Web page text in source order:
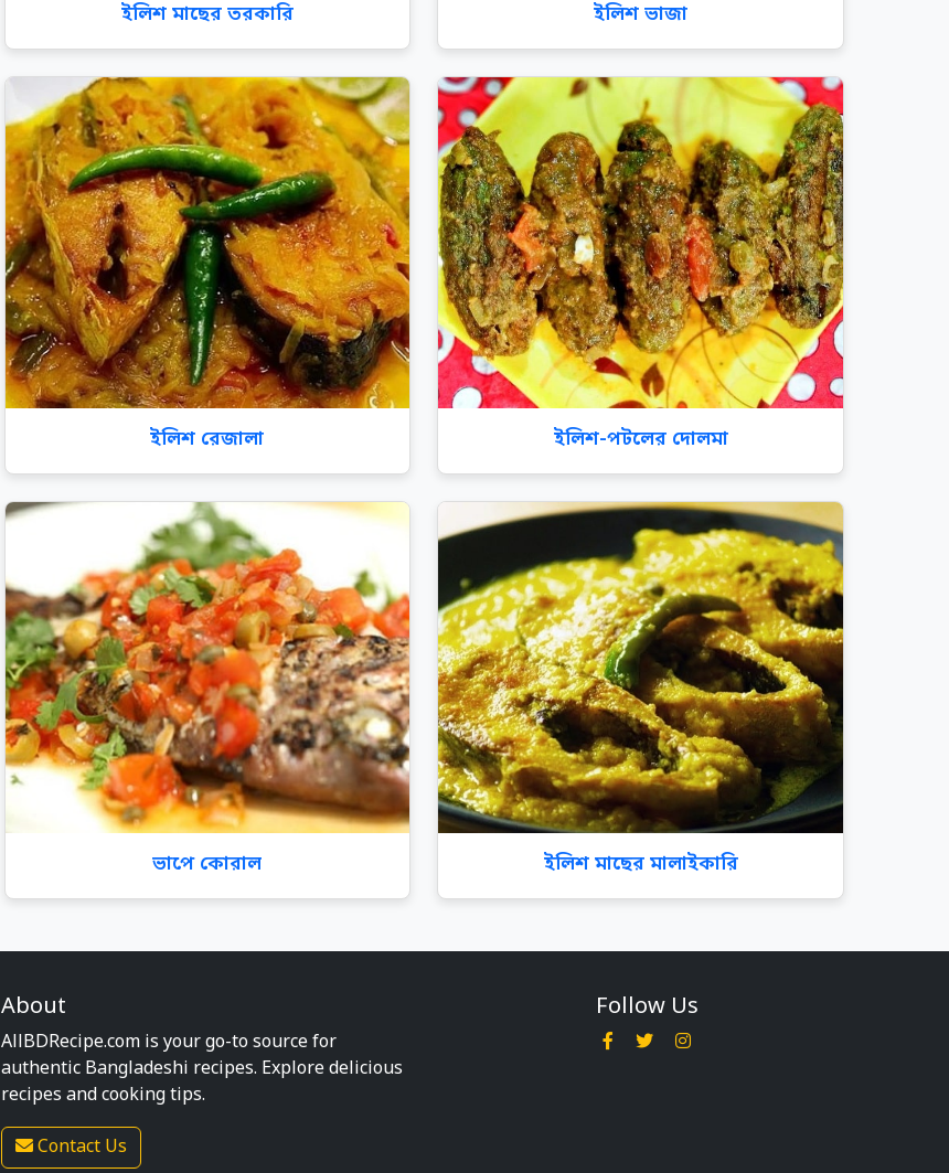
ইলিশ মাছের তরকারি ইলিশ ভাজা
ইলিশ রেজালা ইলিশ-পটলের দোলমা
ভাপে কোরাল ইলিশ মাছের মালাইকারি
About
AllBDRecipe.com is your go-to source for
authentic Bangladeshi recipes. Explore delicious
recipes and cooking tips.
Contact Us
Follow Us